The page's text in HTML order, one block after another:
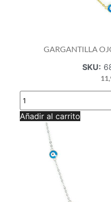
GARGANTILLA
SKU:
GARGANTILLA
OJO
TURCO
B.O.A
cantidad
Añadir al carrito